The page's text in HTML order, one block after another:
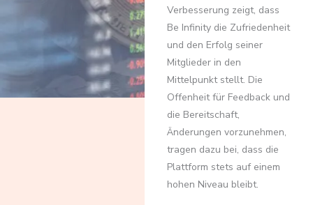
Verbesserung zeigt, dass
Be Infinity die Zufriedenheit
und den Erfolg seiner
Mitglieder in den
Mittelpunkt stellt. Die
Offenheit für Feedback und
die Bereitschaft,
Änderungen vorzunehmen,
tragen dazu bei, dass die
Plattform stets auf einem
hohen Niveau bleibt.